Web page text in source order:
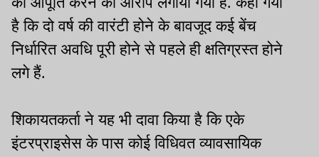
है कि दो वर्ष की वारंटी होने के बावजूद कई बेंच
निर्धारित अवधि पूरी होने से पहले ही क्षतिग्रस्त होने
लगे हैं.
शिकायतकर्ता ने यह भी दावा किया है कि एके
इंटरप्राइसेस के पास कोई विधिवत व्यावसायिक